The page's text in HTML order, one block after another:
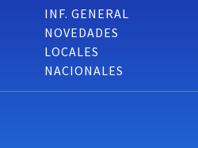
INF. GENERAL
NOVEDADES
LOCALES
NACIONALES